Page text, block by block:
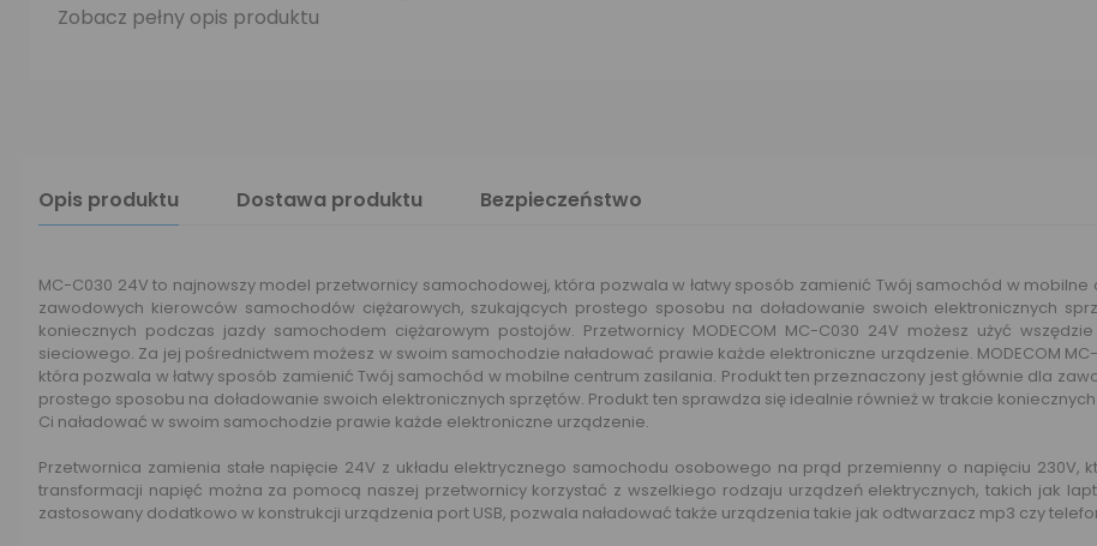
Zobacz pełny opis produktu
Opis produktu Dostawa produktu Bezpieczeństwo
MC-C030 24V to najnowszy model przetwornicy samochodowej, która pozwala w łatwy sposób zamienić Twój samochód w mobilne
zawodowych kierowców samochodów ciężarowych, szukających prostego sposobu na doładowanie swoich elektronicznych
koniecznych podczas jazdy samochodem ciężarowym postojów. Przetwornicy MODECOM MC-C030 24V możesz użyć
sieciowego. Za jej pośrednictwem możesz w swoim samochodzie naładować prawie każde elektroniczne urządzenie. MODECOM
która pozwala w łatwy sposób zamienić Twój samochód w mobilne centrum zasilania. Produkt ten przeznaczony jest głównie dla
prostego sposobu na doładowanie swoich elektronicznych sprzętów. Produkt ten sprawdza się idealnie również w trakcie
Ci naładować w swoim samochodzie prawie każde elektroniczne urządzenie.
Przetwornica zamienia stałe napięcie 24V z układu elektrycznego samochodu osobowego na prąd przemienny o napięciu 230V,
transformacji napięć można za pomocą naszej przetwornicy korzystać z wszelkiego rodzaju urządzeń elektrycznych, takich jak
zastosowany dodatkowo w konstrukcji urządzenia port USB, pozwala naładować także urządzenia takie jak odtwarzacz mp3 czy